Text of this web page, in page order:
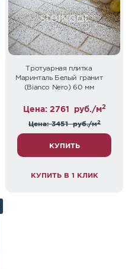
Тротуарная плитка
Маринталь Белый гранит
(Bianco Nero) 60 мм
Цена: 2761 руб./м2
Цена: 3451руб./м2
КУПИТЬ
КУПИТЬ В 1 КЛИК